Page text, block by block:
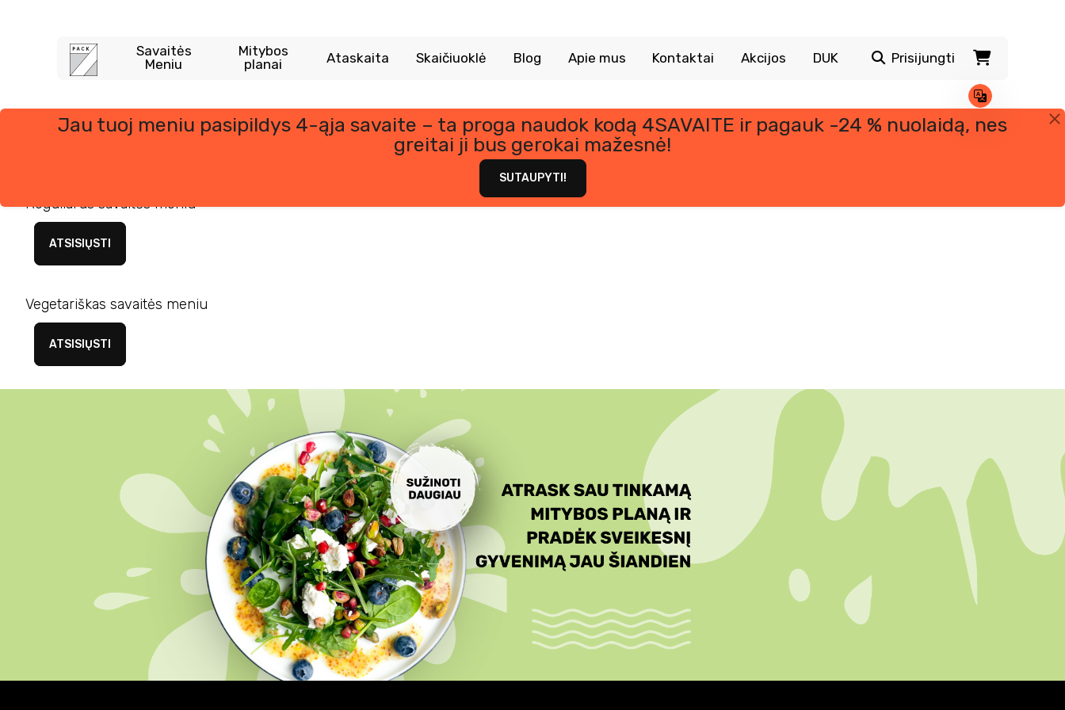
Savaitės
Meniu
Mitybos
planai
Ataskaita Skaičiuoklė Blog Apie mus Kontaktai Akcijos DUK Prisijungti
Jau tuoj meniu pasipildys 4-ąja savaite – ta proga naudok kodą 4SAVAITE ir pagauk -24 % nuolaidą, nes
greitai ji bus gerokai mažesnė!
SUTAUPYTI!
ATSISIUNTIMAI
Reguliarus savaitės meniu
ATSISIŲSTI
Vegetariškas savaitės meniu
ATSISIŲSTI